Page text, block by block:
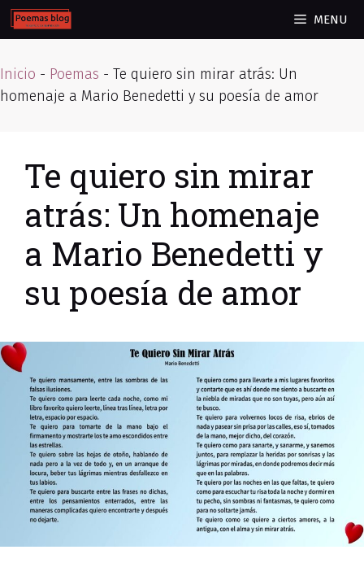
Skip
to
MENU
Inicio - Poemas - Te quiero sin mirar atrás: Un
homenaje a Mario Benedetti y su poesía de amor
Te quiero sin mirar
atrás: Un homenaje
a Mario Benedetti y
su poesía de amor